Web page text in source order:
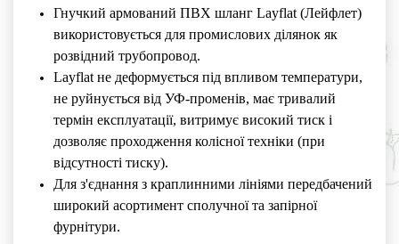
Гнучкий армований ПВХ шланг Layflat (Лейфлет)
використовується для промислових ділянок як
розвідний трубопровод.
Layflat не деформується під впливом температури,
не руйнується від УФ-променів, має тривалий
термін експлуатації, витримує високий тиск і
дозволяє проходження колісної техніки (при
відсутності тиску).
Для з'єднання з краплинними лініями передбачений
широкий асортимент сполучної та запірної
фурнітури.